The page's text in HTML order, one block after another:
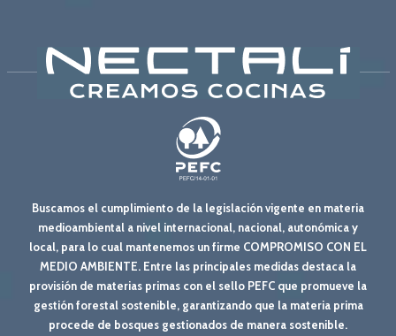
Buscamos el cumplimiento de la legislación vigente en materia
medioambiental a nivel internacional, nacional, autonómica y
local, para lo cual mantenemos un firme COMPROMISO CON EL
MEDIO AMBIENTE. Entre las principales medidas destaca la
provisión de materias primas con el sello PEFC que promueve la
gestión forestal sostenible, garantizando que la materia prima
procede de bosques gestionados de manera sostenible.